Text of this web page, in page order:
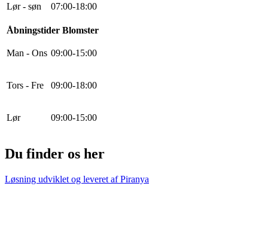
Lør - søn 07:00-18:00
Åbningstider Blomster
Man - Ons 09:00-15:00
Tors - Fre 09:00-18:00
Lør 09:00-15:00
Du finder os her
Løsning udviklet og leveret afPiranya